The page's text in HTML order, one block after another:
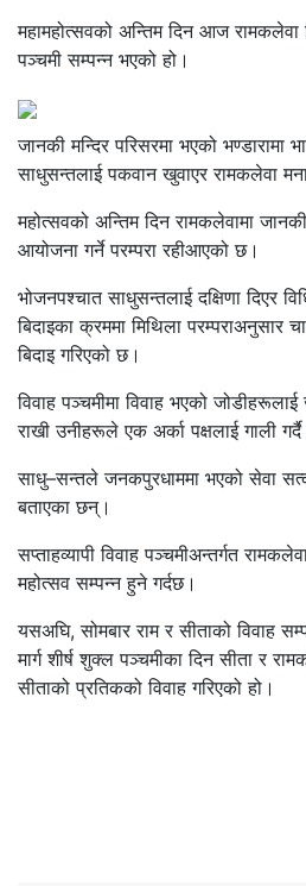
महामहोत्सवको अन्तिम दिन आज रामकलेवा
पञ्चमी सम्पन्न भएको हो।
जानकी मन्दिर परिसरमा भएको भण्डारामा
साधुसन्तलाई पकवान खुवाएर रामकलेवा
महोत्सवको अन्तिम दिन रामकलेवामा
आयोजना गर्ने परम्परा रहीआएको छ।
भोजनपश्चात साधुसन्तलाई दक्षिणा दिएर
बिदाइका क्रममा मिथिला परम्पराअनुसार
बिदाइ गरिएको छ।
विवाह पञ्चमीमा विवाह भएको
राखी उनीहरूले एक अर्का पक्षलाई गाली
साधु–सन्तले जनकपुरधाममा भएको सेवा
बताएका छन्।
सप्ताहव्यापी विवाह पञ्चमीअन्तर्गत
महोत्सव सम्पन्न हुने गर्दछ।
यसअघि, सोमबार राम र सीताको विवाह
मार्ग शीर्ष शुक्ल पञ्चमीका दिन सीता र
सीताको प्रतिकको विवाह गरिएको हो।